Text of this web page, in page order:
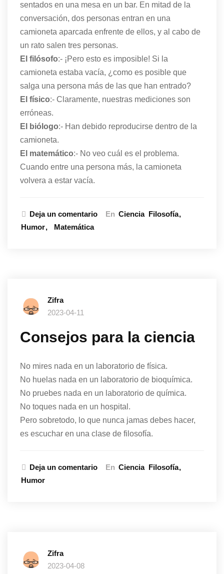
sentados en una mesa en un bar. En mitad de la
conversación, dos personas entran en una
camioneta aparcada enfrente de ellos, y al cabo de
un rato salen tres personas.
El filósofo:- ¡Pero esto es imposible! Si la
camioneta estaba vacía, ¿como es posible que
salga una persona más de las que han entrado?
El físico:- Claramente, nuestras mediciones son
erróneas.
El biólogo:- Han debido reproducirse dentro de la
camioneta.
El matemático:- No veo cuál es el problema.
Cuando entre una persona más, la camioneta
volvera a estar vacía.
Deja un comentario En Ciencia Filosofía
Humor
Matemática
Zifra
2023-04-11
Consejos para la ciencia
No mires nada en un laboratorio de física.
No huelas nada en un laboratorio de bioquímica.
No pruebes nada en un laboratorio de química.
No toques nada en un hospital.
Pero sobretodo, lo que nunca jamas debes hacer,
es escuchar en una clase de filosofía.
Deja un comentario En Ciencia Filosofía
Humor
Zifra
2023-04-08